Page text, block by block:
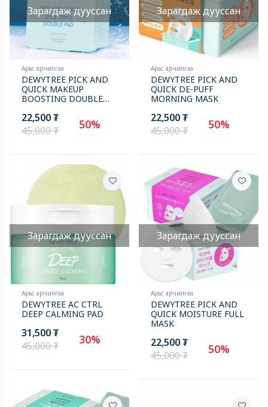
Зарагдаж дууссан
Арьс арчилгаа
DEWYTREE PICK AND
QUICK MAKEUP
BOOSTING DOUBLE
22,500 ₮
45,000 ₮
50%
Зарагдаж дууссан
Арьс арчилгаа
DEWYTREE PICK AND
QUICK DE-PUFF
MORNING MASK
22,500 ₮
45,000 ₮
50%
Зарагдаж дууссан
Арьс арчилгаа
DEWYTREE AC CTRL
DEEP CALMING PAD
31,500 ₮
45,000 ₮
30%
Зарагдаж дууссан
Арьс арчилгаа
DEWYTREE PICK AND
QUICK MOISTURE FULL
MASK
22,500 ₮
45,000 ₮
50%